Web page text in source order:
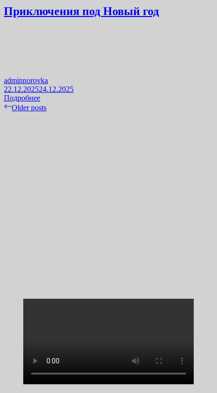
Приключения под Новый год
adminnorovka
22.12.202524.12.2025
Подробнее
Навигация
Older posts